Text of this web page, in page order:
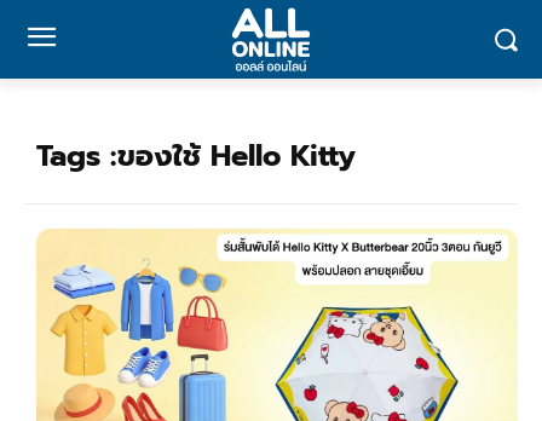
Tags :ของใช้ Hello Kitty